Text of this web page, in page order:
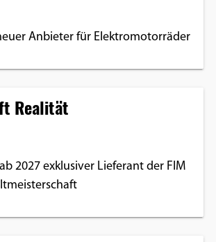
Anbieter für Elektromotorräder
Realität
2027 exklusiver Lieferant der FIM